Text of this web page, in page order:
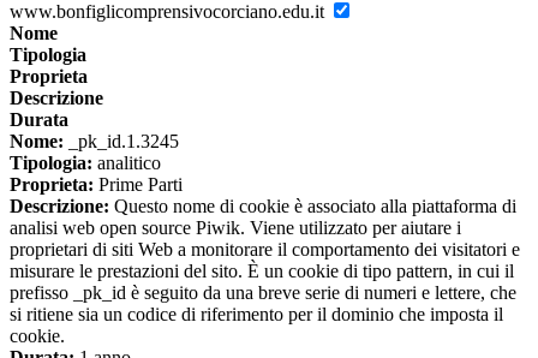
www.bonfiglicomprensivocorciano.edu.it
Nome
Tipologia
Proprieta
Descrizione
Durata
Nome: _pk_id.1.3245
Tipologia: analitico
Proprieta: Prime Parti
Descrizione: Questo nome di cookie è associato alla piattaforma di
analisi web open source Piwik. Viene utilizzato per aiutare i
proprietari di siti Web a monitorare il comportamento dei visitatori e
misurare le prestazioni del sito. È un cookie di tipo pattern, in cui il
prefisso _pk_id è seguito da una breve serie di numeri e lettere, che
si ritiene sia un codice di riferimento per il dominio che imposta il
cookie.